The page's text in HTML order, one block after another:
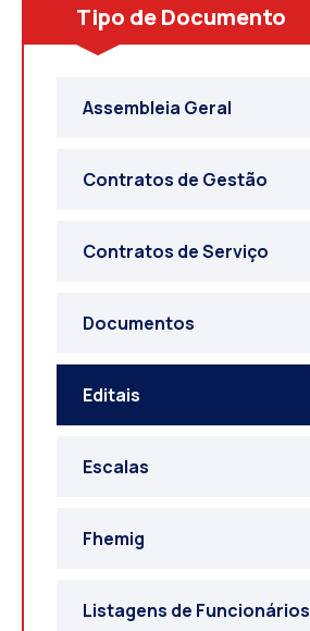
Tipo de Documento
Assembleia Geral
Contratos de Gestão
Contratos de Serviço
Documentos
Editais
Escalas
Fhemig
Listagens de Funcionários